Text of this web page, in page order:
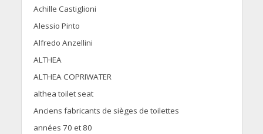
Achille Castiglioni
Alessio Pinto
Alfredo Anzellini
ALTHEA
ALTHEA COPRIWATER
althea toilet seat
Anciens fabricants de sièges de toilettes
années 70 et 80